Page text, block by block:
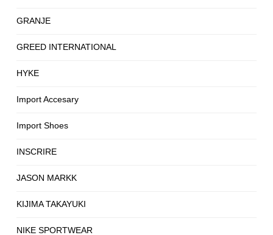
GRANJE
GREED INTERNATIONAL
HYKE
Import Accesary
Import Shoes
INSCRIRE
JASON MARKK
KIJIMA TAKAYUKI
NIKE SPORTWEAR